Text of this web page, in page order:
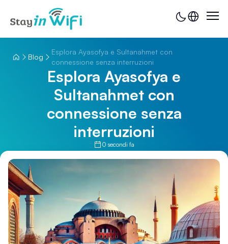
Blog
Esplora Ayasofya e Sultanahmet con
connessione senza interruzioni
Esplora Ayasofya e
Sultanahmet con
connessione senza
interruzioni
0 secondi fa